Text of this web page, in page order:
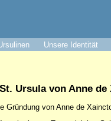
Unsere Identität
Ursula von Anne de
Gründung von Anne de